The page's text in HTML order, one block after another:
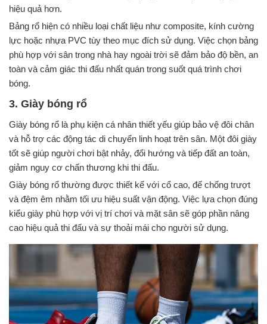
hiệu quả hơn.
Bảng rổ hiện có nhiều loại chất liệu như composite, kính cường
lực hoặc nhựa PVC tùy theo mục đích sử dụng. Việc chọn bảng
phù hợp với sân trong nhà hay ngoài trời sẽ đảm bảo độ bền, an
toàn và cảm giác thi đấu nhất quán trong suốt quá trình chơi
bóng.
3. Giày bóng rổ
Giày bóng rổ là phụ kiện cá nhân thiết yếu giúp bảo vệ đôi chân
và hỗ trợ các động tác di chuyển linh hoạt trên sân. Một đôi giày
tốt sẽ giúp người chơi bật nhảy, đổi hướng và tiếp đất an toàn,
giảm nguy cơ chấn thương khi thi đấu.
Giày bóng rổ thường được thiết kế với cổ cao, đế chống trượt
và đệm êm nhằm tối ưu hiệu suất vận động. Việc lựa chọn đúng
kiểu giày phù hợp với vị trí chơi và mặt sân sẽ góp phần nâng
cao hiệu quả thi đấu và sự thoải mái cho người sử dụng.